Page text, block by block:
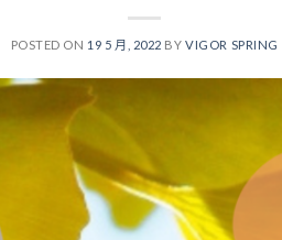
POSTED ON 19 5 月, 2022 BYVIGOR SPRING